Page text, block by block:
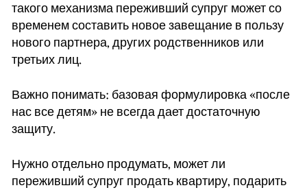
такого механизма переживший супруг может со
временем составить новое завещание в пользу
нового партнера, других родственников или
третьих лиц.
Важно понимать: базовая формулировка «после
нас все детям» не всегда дает достаточную
защиту.
Нужно отдельно продумать, может ли
переживший супруг продать квартиру, подарить